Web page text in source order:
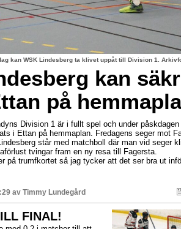
kan WSK Lindesberg ta klivet uppåt till Division 1.
kan
på
Division 1 är i fullt spel och under
i Ettan på hemmaplan. Fredagens seger mot
står med matchboll där man vid seger
tvingar fram en ny resa till Fagersta.
på trumfkortet så jag tycker att det ser bra ut
av Timmy Lundegård
FINAL!